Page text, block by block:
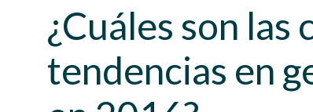
¿Cuáles son las
tendencias en